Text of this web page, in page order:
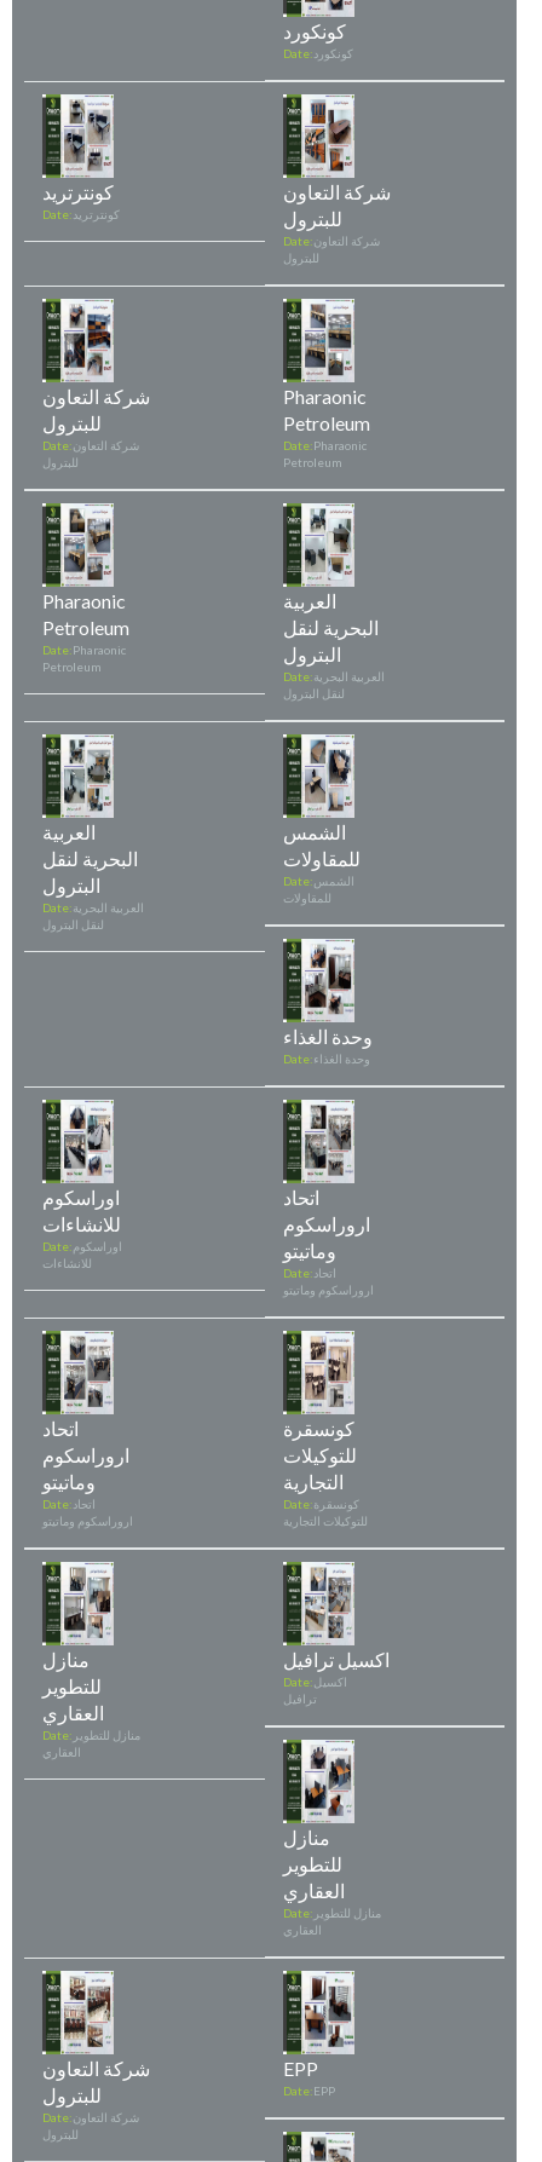
كونكورد
Date: كونكورد
كونترتريد
Date: كونترتريد
شركة التعاون
للبترول
Date:شركة التعاون
للبترول
شركة التعاون
للبترول
Date:شركة التعاون
للبترول
Pharaonic
Petroleum
Date:Pharaonic
Petroleum
Pharaonic
Petroleum
Date:Pharaonic
Petroleum
العربية
البحرية لنقل
البترول
Date:العربية البحرية
لنقل البترول
العربية
البحرية لنقل
البترول
Date:العربية البحرية
لنقل البترول
الشمس
للمقاولات
Date:الشمس
للمقاولات
وحدة الغذاء
Date:وحدة الغذاء
اوراسكوم
للانشاءات
Date: اوراسكوم
للانشاءات
اتحاد
اروراسكوم
وماتيتو
Date: اتحاد
اروراسكوم وماتيتو
اتحاد
اروراسكوم
وماتيتو
Date: اتحاد
اروراسكوم وماتيتو
كونسقرة
للتوكيلات
التجارية
Date:كونسقرة
للتوكيلات التجارية
منازل
للتطوير
العقاري
Date: منازل للتطوير
العقاري
اكسيل ترافيل
Date: اكسيل
ترافيل
منازل
للتطوير
العقاري
Date: منازل للتطوير
العقاري
شركة التعاون
للبترول
Date:شركة التعاون
للبترول
EPP
Date:EPP